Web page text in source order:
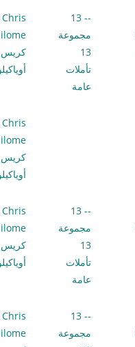
-- 13
مجموعة
13
تأملات
عامة
Chris
كريس
Chris
كريس
-- 13
مجموعة
13
تأملات
عامة
Chris
كريس
-- 13
مجموعة
Chris